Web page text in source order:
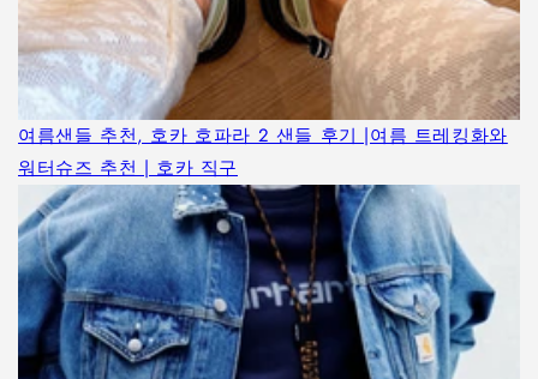
여름샌들 추천, 호카 호파라 2 샌들 후기 |여름 트레킹화와
워터슈즈 추천 | 호카 직구